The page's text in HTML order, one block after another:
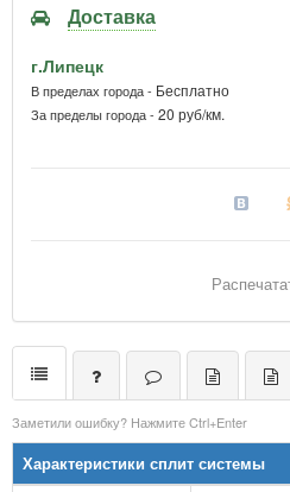
Доставка
г.Липецк
В пределах города - Бесплатно
За пределы города - 20 руб/км.
Заметили ошибку? Нажмите Ctrl+Enter
Характеристики сплит системы